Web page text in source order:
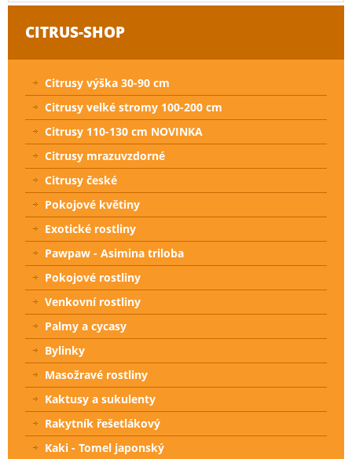
CITRUS-SHOP
Citrusy výška 30-90 cm
Citrusy velké stromy 100-200 cm
Citrusy 110-130 cm NOVINKA
Citrusy mrazuvzdorné
Citrusy české
Pokojové květiny
Exotické rostliny
Pawpaw - Asimina triloba
Pokojové rostliny
Venkovní rostliny
Palmy a cycasy
Bylinky
Masožravé rostliny
Kaktusy a sukulenty
Rakytník řešetlákový
Kaki - Tomel japonský